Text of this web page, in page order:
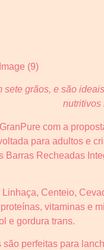
sete grãos, e são
nutritivos
com a
para adultos e
Barras Recheadas
Centeio,
vitaminas e
e gordura trans.
perfeitas para